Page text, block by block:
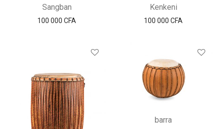
Sangban
100 000 CFA
Kenkeni
100 000 CFA
barra